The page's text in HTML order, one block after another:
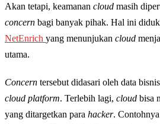
Akan tetapi, keamanan cloud masih
concern bagi banyak pihak. Hal ini
NetEnrich yang menunjukan cloud
utama.
Concern tersebut didasari oleh data
cloud platform. Terlebih lagi, cloud bisa
yang ditargetkan para hacker.